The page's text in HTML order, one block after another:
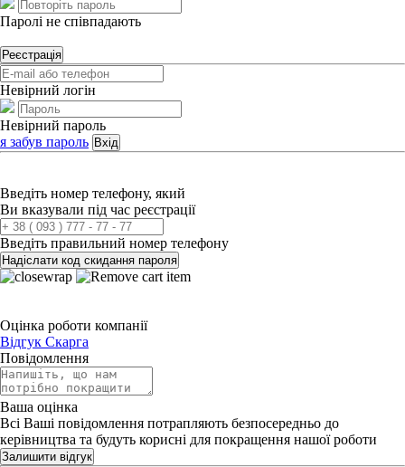
Паролі не співпадають
Реєстрація
Невірний логін
Невірний пароль
я забув пароль Вхід
Введіть номер телефону, який
Ви вказували під час реєстрації
Введіть правильний номер телефону
Надіслати код скидання пароля
Оцінка роботи компанії
Відгук Скарга
Повідомлення
Ваша оцінка
Всі Ваші повідомлення потрапляють безпосередньо до
керівництва та будуть корисні для покращення нашої роботи
Залишити відгук